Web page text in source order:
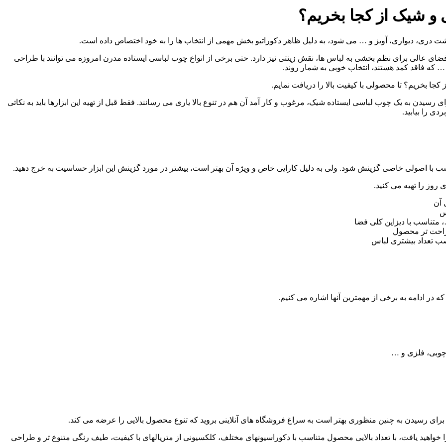
و شیک از کجا بخریم؟
دیواری، آویز و … می شود، به دلیل ظاهر دکوراتیو بخش مهمی از انتخاب ها را به خود اختصاص داده است.
فضای عالی برای نظم بخشی به لباس ها، نقش زینتی نیز دارد. حتی برخی از انواع چوب لباسی ایستاده مدرن امروزه می توانند با طراحی
که فاقد کمد هستند، انتخاب خوبی به شمار روند.
کجا بخریم؟ تا محصولی با کیفیت بالا را دریافت نمایم.
به یک چوب لباسی ایستاده شیک، مرغوب و کار آمد آن هم در تنوع بالا یاری می رسانند. فقط قبل از تهیه این ابزارها باید به نکاتی
را بیابید.
با اصولی خاصی گزینش شود. ولی به دلیل کارایی خاص و ویژه آن بهتر است، بیشتر در مورد گزینش این ابزار حساسیت به خرج دهید.
روز را تهیه می کنید.
آن
با دیزاین کلی فضا
راحت تر محصول
تعداد بیشتری لباس
در ادامه به برخی از مهمترین آنها اشاره می کنیم.
چوبی، فلزی و …
رسیدن به چنین منظوری بهتر است به سراغ فروشگاه های آنلاینی بروید که تنوع محصول بالایی را عرضه می کند.
یافت، با تعداد بالایی محصول متناسب با دکوراسیونهای مختلف، کلکسیونی از متریالهای با کیفیت، طیف رنگی متنوع تر و طراحی